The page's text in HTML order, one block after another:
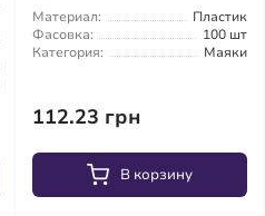
Материал:
Пластик
Фасовка:
100 шт
Категория:
Маяки
112.23 грн
В корзину